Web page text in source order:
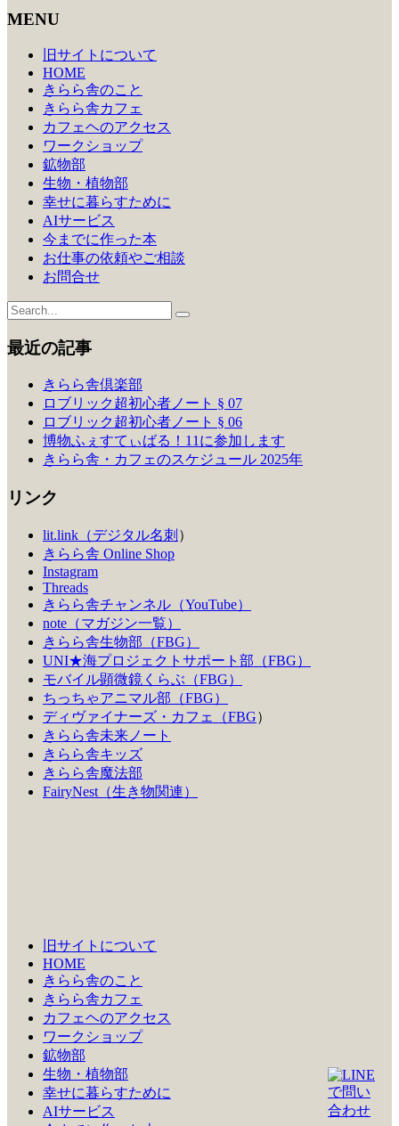
ゲ
MENU
旧サイトについて
HOME
きらら舎のこと
きらら舎カフェ
カフェヘのアクセス
ワークショップ
鉱物部
生物・植物部
幸せに暮らすために
AIサービス
今までに作った本
お仕事の依頼やご相談
お問合せ
最近の記事
きらら舎倶楽部
ロブリック超初心者ノート § 07
ロブリック超初心者ノート § 06
博物ふぇすてぃばる！11に参加します
きらら舎・カフェのスケジュール 2025年
リンク
lit.link（デジタル名刺 ）
きらら舎 Online Shop
Instagram
Threads
きらら舎チャンネル（YouTube）
note（マガジン一覧）
きらら舎生物部（FBG）
UNI★海プロジェクトサポート部（FBG）
モバイル顕微鏡くらぶ（FBG）
ちっちゃアニマル部（FBG）
ディヴァイナーズ・カフェ（FBG）
きらら舎未来ノート
きらら舎キッズ
きらら舎魔法部
FairyNest（生き物関連）
旧サイトについて
HOME
きらら舎のこと
きらら舎カフェ
カフェヘのアクセス
ワークショップ
鉱物部
生物・植物部
幸せに暮らすために
AIサービス